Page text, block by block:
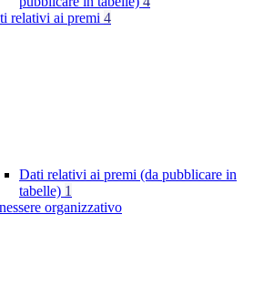
relativi ai premi 4
Dati relativi ai premi (da pubblicare in
tabelle) 1
organizzativo